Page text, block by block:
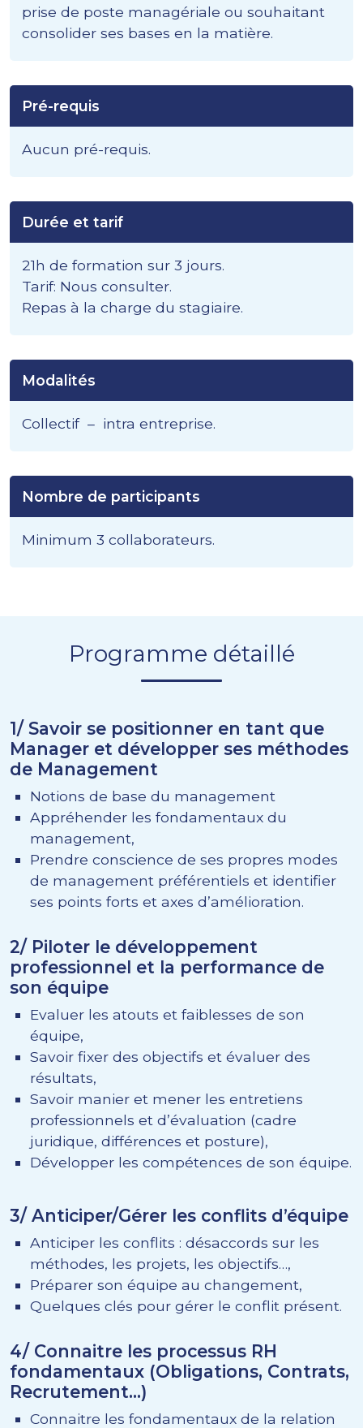
prise de poste managériale ou souhaitant
consolider ses bases en la matière.
Pré-requis
Aucun pré-requis.
Durée et tarif
21h de formation sur 3 jours.
Tarif: Nous consulter.
Repas à la charge du stagiaire.
Modalités
Collectif – intra entreprise.
Nombre de participants
Minimum 3 collaborateurs.
Programme détaillé
1/ Savoir se positionner en tant que
Manager et développer ses méthodes
de Management
Notions de base du management
Appréhender les fondamentaux du
management,
Prendre conscience de ses propres modes
de management préférentiels et identifier
ses points forts et axes d’amélioration.
2/ Piloter le développement
professionnel et la performance de
son équipe
Evaluer les atouts et faiblesses de son
équipe,
Savoir fixer des objectifs et évaluer des
résultats,
Savoir manier et mener les entretiens
professionnels et d’évaluation (cadre
juridique, différences et posture),
Développer les compétences de son équipe.
3/ Anticiper/Gérer les conflits d’équipe
Anticiper les conflits : désaccords sur les
méthodes, les projets, les objectifs…,
Préparer son équipe au changement,
Quelques clés pour gérer le conflit présent.
4/ Connaitre les processus RH
fondamentaux (Obligations, Contrats,
Recrutement…)
Connaitre les fondamentaux de la relation